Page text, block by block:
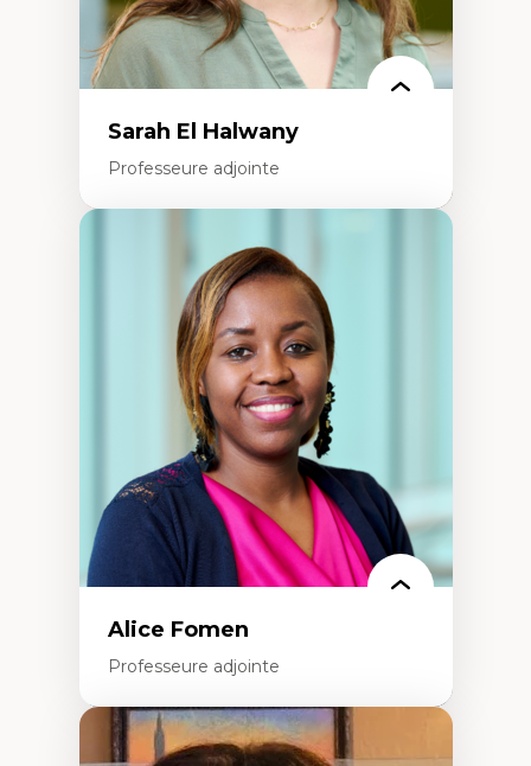
Justice internationale et normes
internationales
Sarah El Halwany
Professeure adjointe
Les apports pédagogiques des théories de
l'affect, du posthumanisme, du féminisme
dans l'éducation aux sciences
L'apprentissage des sciences/STIM dans une
perspective socioécologique de care
L’insertion professionnelle des
enseignant.e.s
Alice Fomen
Professeure adjointe
Expertises